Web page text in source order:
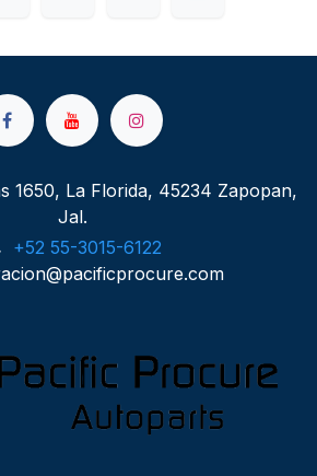
1650, La Florida, 45234 Zapopan,
Jal.
+52 55-3015-6122